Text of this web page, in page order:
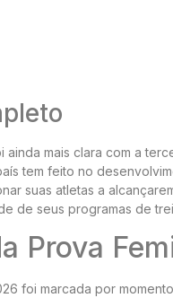
mais clara com a
tem feito no
suas atletas a
de seus programas de
Prova
foi marcada por